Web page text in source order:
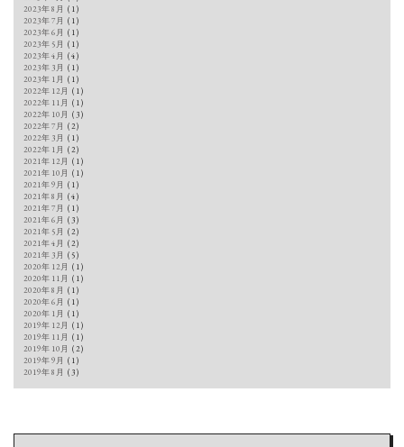
2023年8月 (1)
2023年7月 (1)
2023年6月 (1)
2023年5月 (1)
2023年4月 (4)
2023年3月 (1)
2023年1月 (1)
2022年12月 (1)
2022年11月 (1)
2022年10月 (3)
2022年7月 (2)
2022年3月 (1)
2022年1月 (2)
2021年12月 (1)
2021年10月 (1)
2021年9月 (1)
2021年8月 (4)
2021年7月 (1)
2021年6月 (3)
2021年5月 (2)
2021年4月 (2)
2021年3月 (5)
2020年12月 (1)
2020年11月 (1)
2020年8月 (1)
2020年6月 (1)
2020年1月 (1)
2019年12月 (1)
2019年11月 (1)
2019年10月 (2)
2019年9月 (1)
2019年8月 (3)